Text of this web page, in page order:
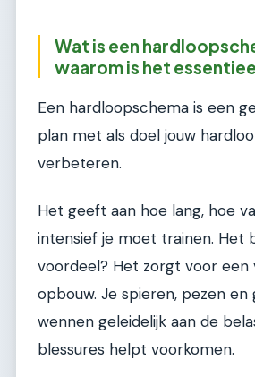
Wat is een
waarom is het
Een hardloopschema is een
plan met als doel jouw
verbeteren.
Het geeft aan hoe lang, hoe
intensief je moet trainen. Het
voordeel? Het zorgt voor
opbouw. Je spieren, pezen
wennen geleidelijk aan de
blessures helpt voorkomen.